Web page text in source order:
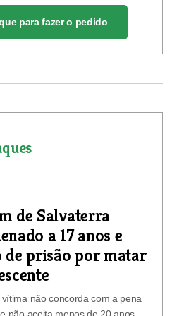
para fazer o pedido
de Salvaterra
a 17 anos e
de prisão por matar
não concorda com a pena